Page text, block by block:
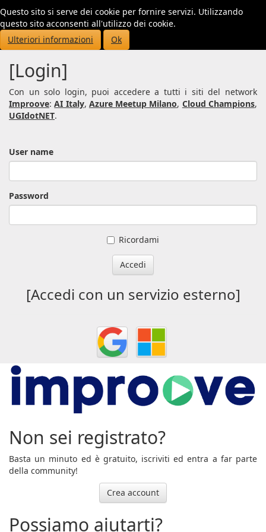
Questo sito si serve dei cookie per fornire servizi. Utilizzando
questo sito acconsenti all'utilizzo dei cookie.
Ulteriori informazioni
Ok
[Login]
Con un solo login, puoi accedere a tutti i siti del network
Improove:AI Italy, Azure Meetup Milano, Cloud Champions,
UGIdotNET.
User name
Password
Ricordami
Accedi
[Accedi con un servizio esterno]
Non sei registrato?
Basta un minuto ed è gratuito, iscriviti ed entra a far parte
della community!
Crea account
Possiamo aiutarti?